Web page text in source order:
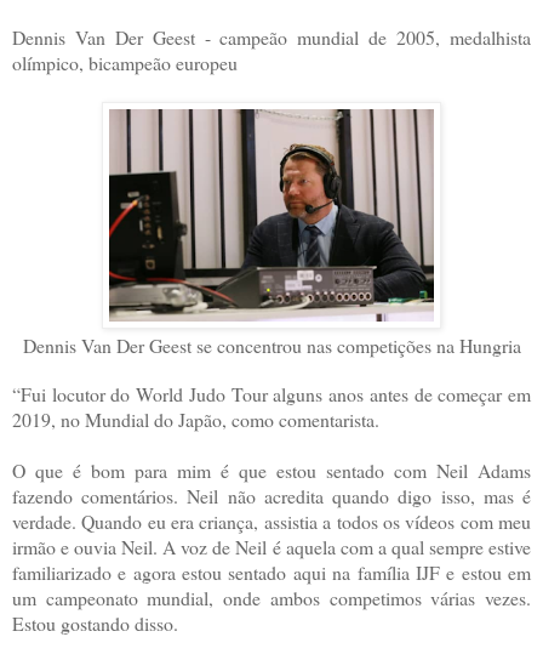
Dennis Van Der Geest - campeão mundial de 2005, medalhista
olímpico, bicampeão europeu
Dennis Van Der Geest se concentrou nas competições na Hungria
“Fui locutor do World Judo Tour alguns anos antes de começar em
2019, no Mundial do Japão, como comentarista.
O que é bom para mim é que estou sentado com Neil Adams
fazendo comentários. Neil não acredita quando digo isso, mas é
verdade. Quando eu era criança, assistia a todos os vídeos com meu
irmão e ouvia Neil. A voz de Neil é aquela com a qual sempre estive
familiarizado e agora estou sentado aqui na família IJF e estou em
um campeonato mundial, onde ambos competimos várias vezes.
Estou gostando disso.